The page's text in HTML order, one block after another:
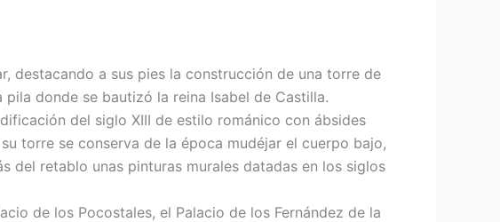
destacando a sus pies la construcción de una torre de
donde se bautizó la reina Isabel de Castilla.
del siglo XIII de estilo románico con ábsides
torre se conserva de la época mudéjar el cuerpo bajo,
del retablo unas pinturas murales datadas en los siglos
de los Pocostales, el Palacio de los Fernández de la